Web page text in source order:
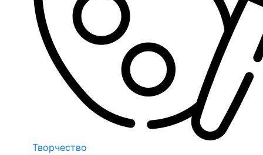
Творчество